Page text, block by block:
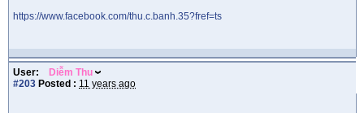
https://www.facebook.com/thu.c.banh.35?fref=ts
User:
Diễm Thu
#203 Posted : 11 years ago